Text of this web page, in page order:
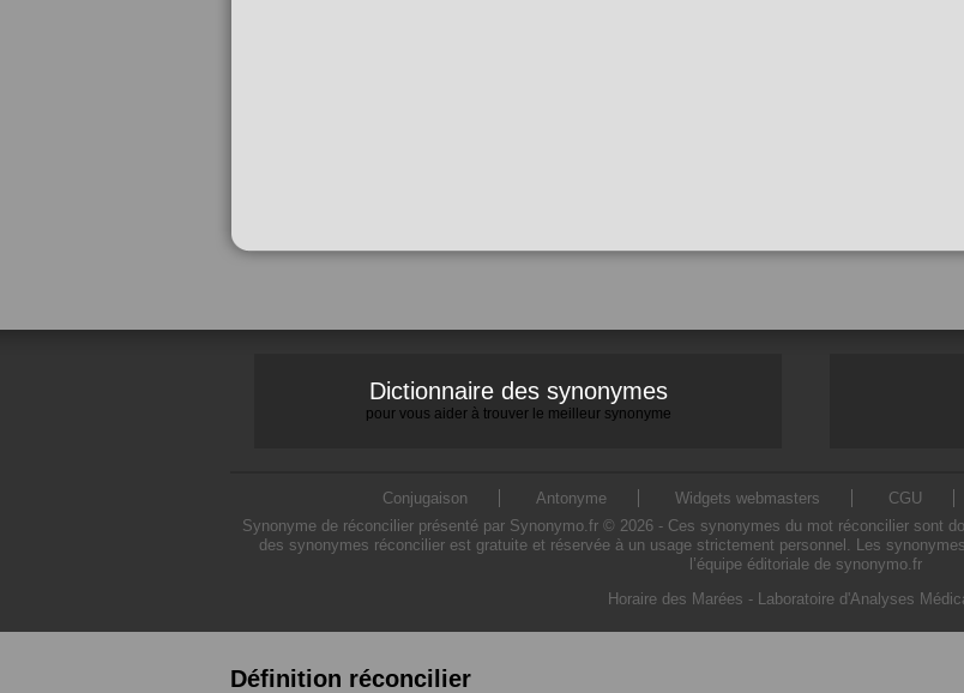
Dictionnaire des synonymes
pour vous aider à trouver le meilleur synonyme
Conjugaison Antonyme Widgets webmasters CGU
Synonyme de réconcilier présenté par Synonymo.fr © 2026 - Ces synonymes du mot réconcilier sont
des synonymes réconcilier est gratuite et réservée à un usage strictement personnel. Les
l’équipe éditoriale de synonymo.fr
Horaire des Marées - Laboratoire d'Analyses
Définition réconcilier